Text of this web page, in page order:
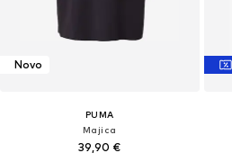
Novo
PUMA
Majica
39,90 €